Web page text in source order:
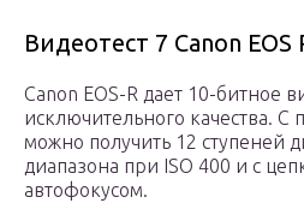
Видеотест 7 Canon EOS
Canon EOS-R дает 10-битное
исключительного качества. С
можно получить 12 ступеней
диапазона при ISO 400 и с
автофокусом.